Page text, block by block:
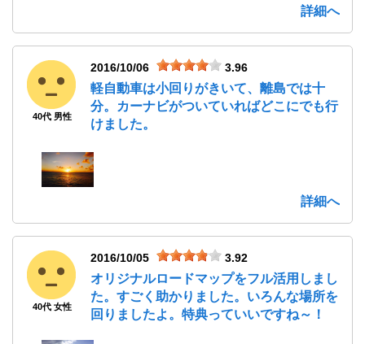
詳細へ
40代 男性
2016/10/06 3.96
軽自動車は小回りがきいて、離島では十
分。カーナビがついていればどこにでも行
けました。
詳細へ
40代 女性
2016/10/05 3.92
オリジナルロードマップをフル活用しまし
た。すごく助かりました。いろんな場所を
回りましたよ。特典っていいですね～！